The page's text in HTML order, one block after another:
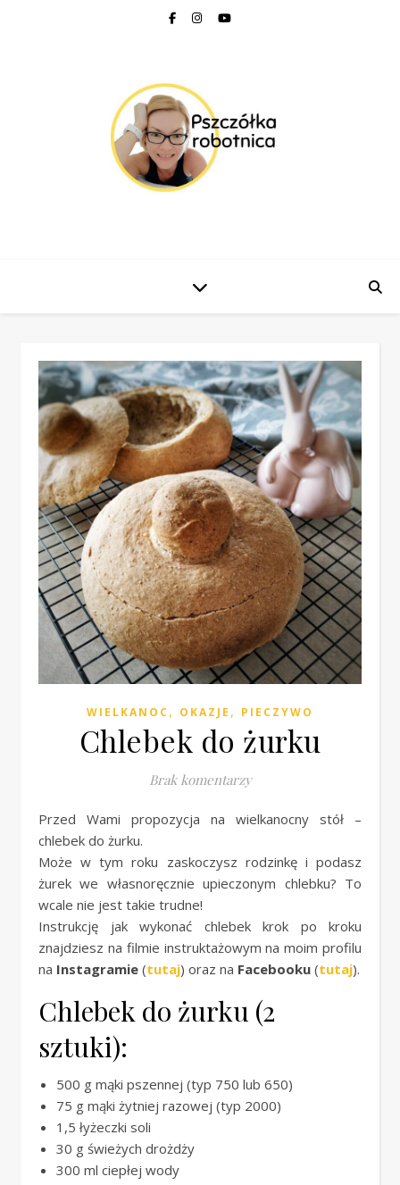
WIELKANOC, OKAZJE , PIECZYWO
Chlebek do żurku
Brak komentarzy
Przed Wami propozycja na wielkanocny stół –
chlebek do żurku.
Może w tym roku zaskoczysz rodzinkę i podasz
żurek we własnoręcznie upieczonym chlebku? To
wcale nie jest takie trudne!
Instrukcję jak wykonać chlebek krok po kroku
znajdziesz na filmie instruktażowym na moim profilu
na Instagramie (tutaj) oraz na Facebooku (tutaj).
Chlebek do żurku (2
sztuki):
500 g mąki pszennej (typ 750 lub 650)
75 g mąki żytniej razowej (typ 2000)
1,5 łyżeczki soli
30 g świeżych drożdży
300 ml ciepłej wody